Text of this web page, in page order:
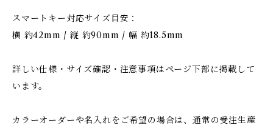
スマートキー対応サイズ目安：
横 約42mm / 縦 約90mm / 幅 約18.5mm
詳しい仕様・サイズ確認・注意事項はページ下部に掲載して
います。
カラーオーダーや名入れをご希望の場合は、通常の受注生産